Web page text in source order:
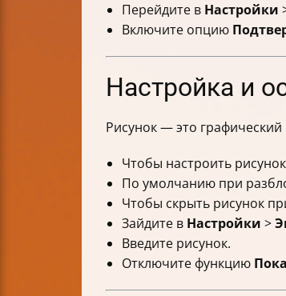
Перейдите в Настройки
Включите опцию
Настройка и
Рисунок — это
Чтобы настроить
По умолчанию при
Чтобы скрыть рисунок
Зайдите в Настройки >
Введите рисунок.
Отключите функцию